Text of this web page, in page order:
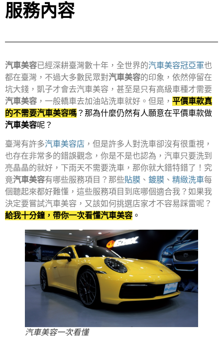
服務內容
汽車美容已經深耕臺灣數十年，全世界的汽車美容冠亞軍也
都在臺灣，不過大多數民眾對汽車美容的印象，依然停留在
坑大錢，凱子才會去汽車美容，甚至是只有高級車種才需要
汽車美容 ，一般轎車去加油站洗車就好。但是， 平價車款真
的不需要汽車美容嗎 ？那為什麼仍然有人願意在平價車款做
汽車美容呢？
臺灣有許多汽車美容店 ，但是許多人對洗車卻沒有很重視，
也存在非常多的錯誤觀念，你是不是也認為，汽車只要洗到
亮晶晶的就好，下雨天不需要洗車，那你就大錯特錯了！究
竟汽車美容有哪些服務項目？那些貼膜 、 鍍膜 、 精緻洗車每
個聽起來都好難懂，這些服務項目到底哪個適合我？如果我
決定要嘗試汽車美容，又該如何挑選店家才不容易踩雷呢？
給我十分鐘，帶你一次看懂汽車美容 。
汽車美容一次看懂